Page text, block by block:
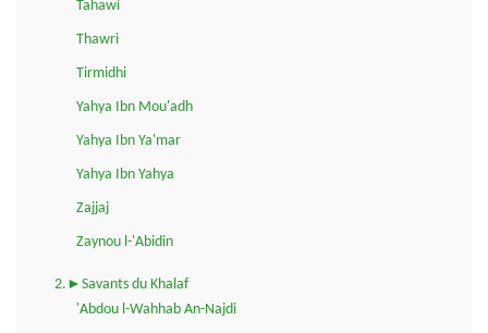
Tahawi
Thawri
Tirmidhi
Yahya Ibn Mou'adh
Yahya Ibn Ya'mar
Yahya Ibn Yahya
Zajjaj
Zaynou l-'Abidin
2.►Savants du Khalaf
'Abdou l-Wahhab An-Najdi